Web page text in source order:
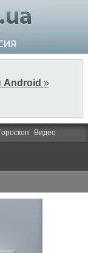
Android »
Видео